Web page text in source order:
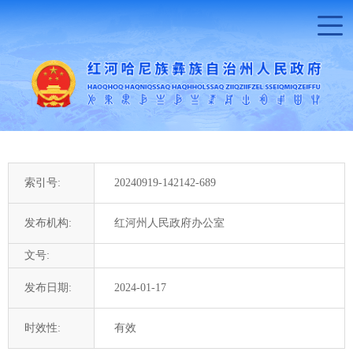
索引号: 20240919-142142-689
发布机构: 红河州人民政府办公室
文号:
发布日期: 2024-01-17
时效性: 有效